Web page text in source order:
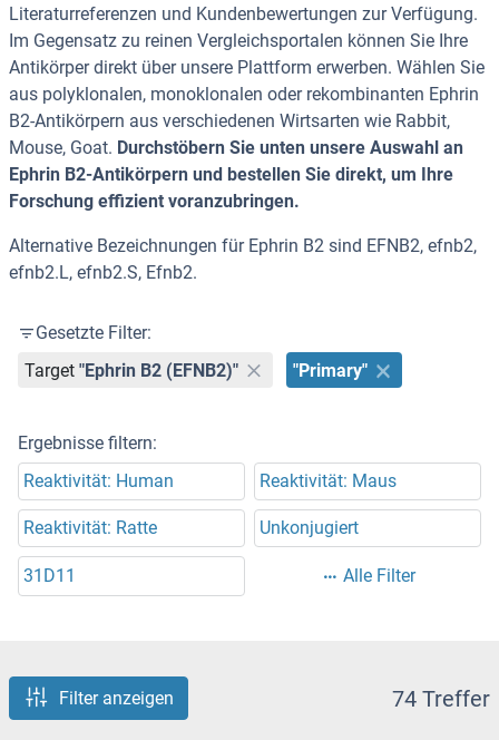
Literaturreferenzen und Kundenbewertungen zur Verfügung.
Im Gegensatz zu reinen Vergleichsportalen können Sie Ihre
Antikörper direkt über unsere Plattform erwerben. Wählen Sie
aus polyklonalen, monoklonalen oder rekombinanten Ephrin
B2-Antikörpern aus verschiedenen Wirtsarten wie Rabbit,
Mouse, Goat. Durchstöbern Sie unten unsere Auswahl an
Ephrin B2-Antikörpern und bestellen Sie direkt, um Ihre
Forschung effizient voranzubringen.
Alternative Bezeichnungen für Ephrin B2 sind EFNB2, efnb2,
efnb2.L, efnb2.S, Efnb2.
Gesetzte Filter:
Target "Ephrin B2 (EFNB2)" "Primary"
Ergebnisse filtern:
Reaktivität: Human
Reaktivität: Maus
Reaktivität: Ratte Unkonjugiert
31D11 Alle Filter
Filter anzeigen 74 Treffer